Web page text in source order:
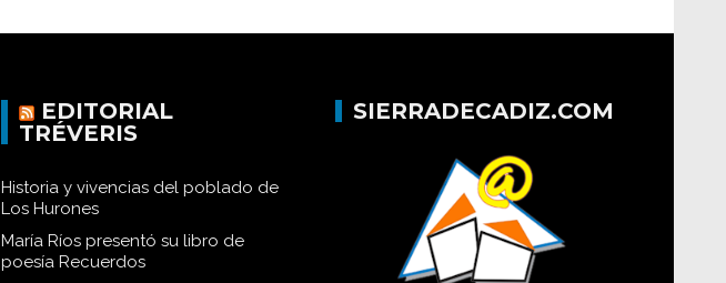
EDITORIAL
TRÉVERIS
Historia y vivencias del poblado de
Los Hurones
María Ríos presentó su libro de
poesía Recuerdos
SIERRADECADIZ.COM